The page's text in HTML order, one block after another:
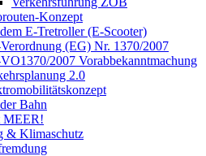
Konzept
E-Tretroller (E-Scooter)
(EG) Nr. 1370/2007
2007 Vorabbekanntmachung
2.0
Bahn
MEER!
& Klimaschutz